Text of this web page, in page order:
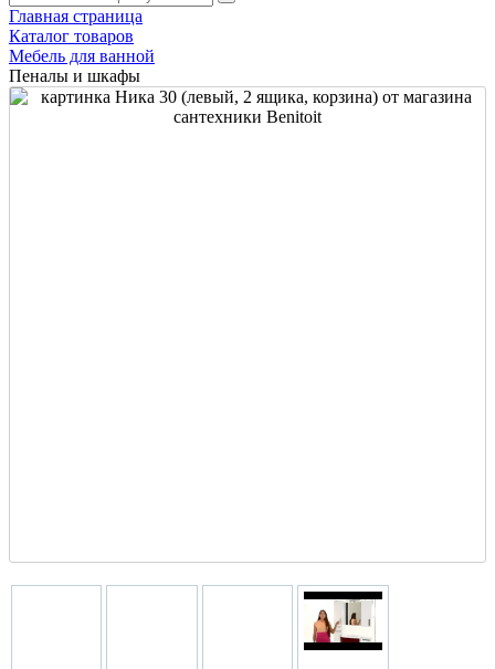
Главная страница
Каталог товаров
Мебель для ванной
Пеналы и шкафы